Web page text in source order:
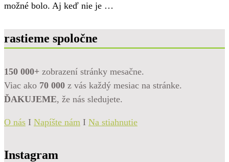
možné bolo. Aj keď nie je …
rastieme spoločne
150 000+ zobrazení stránky mesačne.
Viac ako 70 000 z vás každý mesiac na stránke.
ĎAKUJEME, že nás sledujete.
O nás I Napíšte nám I Na stiahnutie
Instagram